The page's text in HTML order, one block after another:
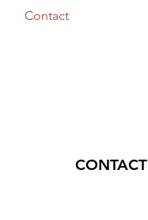
Contact
CONTACT